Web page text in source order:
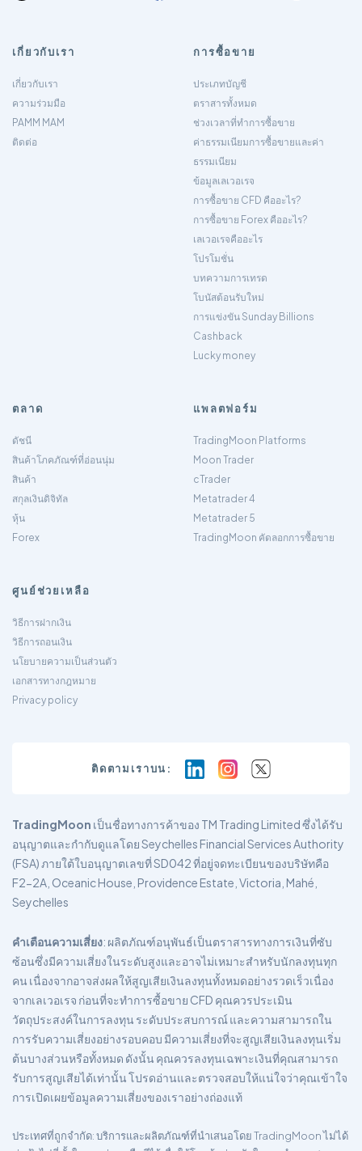
เกี่ยวกับเรา
เกี่ยวกับเรา
ความร่วมมือ
PAMM MAM
ติดต่อ
การซื้อขาย
ประเภทบัญชี
ตราสารทั้งหมด
ช่วงเวลาที่ทำการซื้อขาย
ค่าธรรมเนียมการซื้อขายและค่า
ธรรมเนียม
ข้อมูลเลเวอเรจ
การซื้อขาย CFD คืออะไร?
การซื้อขาย Forex คืออะไร?
เลเวอเรจคืออะไร
โปรโมชั่น
บทความการเทรด
โบนัสต้อนรับใหม่
การแข่งขัน Sunday Billions
Cashback
Lucky money
ตลาด
ดัชนี
สินค้าโภคภัณฑ์ที่อ่อนนุ่ม
สินค้า
สกุลเงินดิจิทัล
หุ้น
Forex
แพลตฟอร์ม
TradingMoon Platforms
Moon Trader
cTrader
Metatrader 4
Metatrader 5
TradingMoon คัดลอกการซื้อขาย
ศูนย์ช่วยเหลือ
วิธีการฝากเงิน
วิธีการถอนเงิน
นโยบายความเป็นส่วนตัว
เอกสารทางกฎหมาย
Privacy policy
ติดตามเราบน:
TradingMoon เป็นชื่อทางการค้าของ TM Trading Limited ซึ่งได้รับ
อนุญาตและกำกับดูแลโดย Seychelles Financial Services Authority
(FSA) ภายใต้ใบอนุญาตเลขที่ SD042 ที่อยู่จดทะเบียนของบริษัทคือ
F2-2A, Oceanic House, Providence Estate, Victoria, Mahé,
Seychelles
คำเตือนความเสี่ยง: ผลิตภัณฑ์อนุพันธ์เป็นตราสารทางการเงินที่ซับ
ซ้อนซึ่งมีความเสี่ยงในระดับสูงและอาจไม่เหมาะสำหรับนักลงทุนทุก
คน เนื่องจากอาจส่งผลให้สูญเสียเงินลงทุนทั้งหมดอย่างรวดเร็วเนื่อง
จากเลเวอเรจ ก่อนที่จะทำการซื้อขาย CFD คุณควรประเมิน
วัตถุประสงค์ในการลงทุน ระดับประสบการณ์ และความสามารถใน
การรับความเสี่ยงอย่างรอบคอบ มีความเสี่ยงที่จะสูญเสียเงินลงทุนเริ่ม
ต้นบางส่วนหรือทั้งหมด ดังนั้น คุณควรลงทุนเฉพาะเงินที่คุณสามารถ
รับการสูญเสียได้เท่านั้น โปรดอ่านและตรวจสอบให้แน่ใจว่าคุณเข้าใจ
การเปิดเผยข้อมูลความเสี่ยงของเราอย่างถ่องแท้
ประเทศที่ถูกจำกัด: บริการและผลิตภัณฑ์ที่นำเสนอโดย TradingMoon ไม่ได้